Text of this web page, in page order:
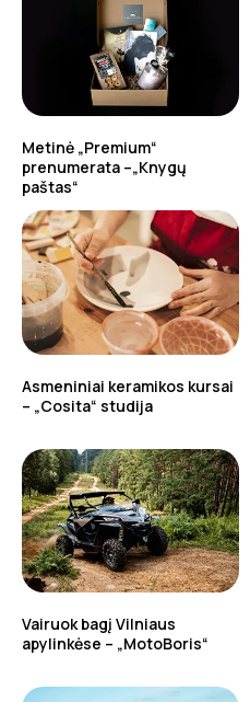
Metinė „Premium“
prenumerata –„Knygų
paštas“
Asmeniniai keramikos kursai
– „Cosita“ studija
Vairuok bagį Vilniaus
apylinkėse – „MotoBoris“